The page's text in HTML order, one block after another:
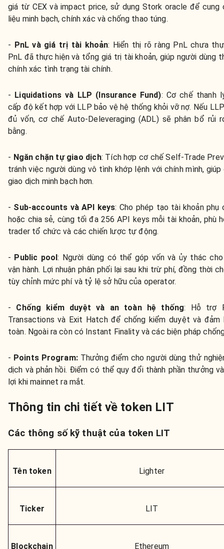
giá từ CEX và impact price, sử dụng Stork oracle để cung
liệu minh bạch, chính xác và chống thao túng.
- PnL và giá trị tài khoản: Hiển thị rõ ràng PnL chưa
PnL đã thực hiện và tổng giá trị tài khoản, giúp người dùng
chính xác tình trạng tài chính.
- Liquidations và LLP (Insurance Fund): Cơ chế thanh
cấp độ kết hợp với LLP bảo vệ hệ thống khỏi vỡ nợ. Nếu
đủ vốn, cơ chế Auto-Deleveraging (ADL) sẽ phân bổ rủi
bằng.
- Ngăn chặn tự giao dịch: Tích hợp cơ chế Self-Trade
tránh việc người dùng vô tình khớp lệnh với chính mình,
giao dịch minh bạch hơn.
- Sub-accounts và API keys: Cho phép tạo tài khoản phụ
hoặc chia sẻ, cùng tối đa 256 API keys mỗi tài khoản, phù
trader tổ chức và các chiến lược tự động.
- Public pool: Người dùng có thể góp vốn và ủy thác
vận hành. Lợi nhuận phân phối lại sau khi trừ phí, đồng thời
tùy chỉnh mức phí và tỷ lệ sở hữu của operator.
- Chống kiểm duyệt và an toàn hệ thống: Hỗ trợ
Transactions và Exit Hatch để chống kiểm duyệt và đảm
toàn. Ngoài ra còn có Instant Finality và các biện pháp
- Points Program:Thưởng điểm cho người dùng thử
dịch và phản hồi. Điểm có thể quy đổi thành phần thưởng
lợi khi mainnet ra mắt.
Thông tin chi tiết về token LIT
Các thông số kỹ thuật của token LIT
Tên token Lighter
Ticker LIT
Blockchain Ethereum